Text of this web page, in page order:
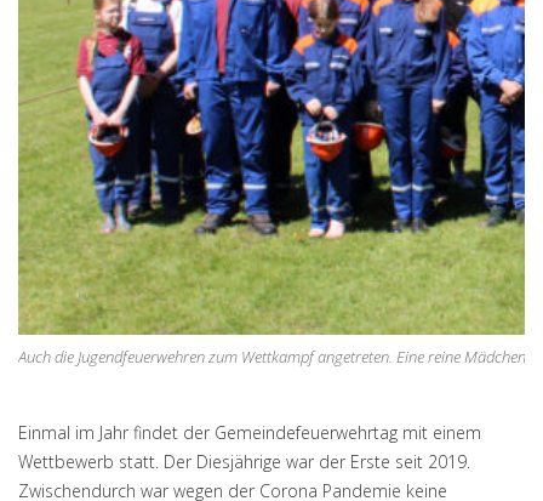
Auch die Jugendfeuerwehren zum Wettkampf angetreten. Eine reine
Einmal im Jahr findet der Gemeindefeuerwehrtag mit einem
Wettbewerb statt. Der Diesjährige war der Erste seit 2019.
Zwischendurch war wegen der Corona Pandemie keine